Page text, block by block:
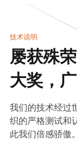
技术说明
屡获殊
大奖，
我们的技术经过
织的严格测试和
此我们倍感骄傲。